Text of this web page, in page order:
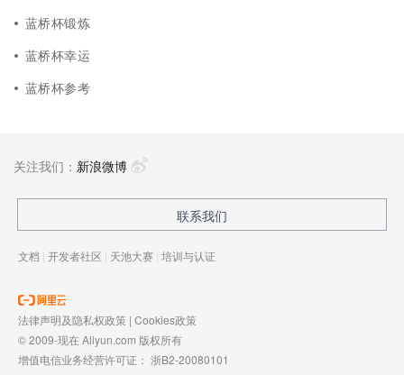
蓝桥杯锻炼
蓝桥杯幸运
蓝桥杯参考
关注我们： 新浪微博
联系我们
文档 | 开发者社区 | 天池大赛 | 培训与认证
法律声明及隐私权政策 | Cookies政策
© 2009-现在 Aliyun.com 版权所有
增值电信业务经营许可证： 浙B2-20080101